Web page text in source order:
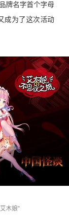
牌名字首个字母
成为了这次活动
木娘”